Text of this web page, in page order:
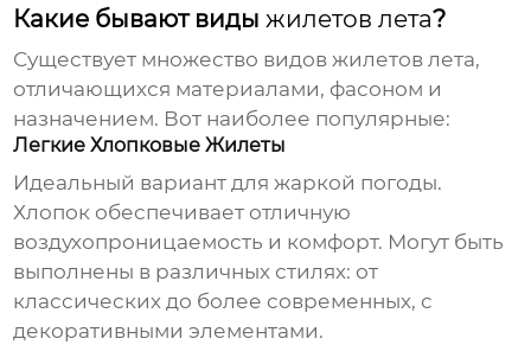
Какие бывают видыжилетов лета?
Существует множество видовжилетов лета,
отличающихся материалами, фасоном и
назначением. Вот наиболее популярные:
Легкие Хлопковые Жилеты
Идеальный вариант для жаркой погоды.
Хлопок обеспечивает отличную
воздухопроницаемость и комфорт. Могут быть
выполнены в различных стилях: от
классических до более современных, с
декоративными элементами.